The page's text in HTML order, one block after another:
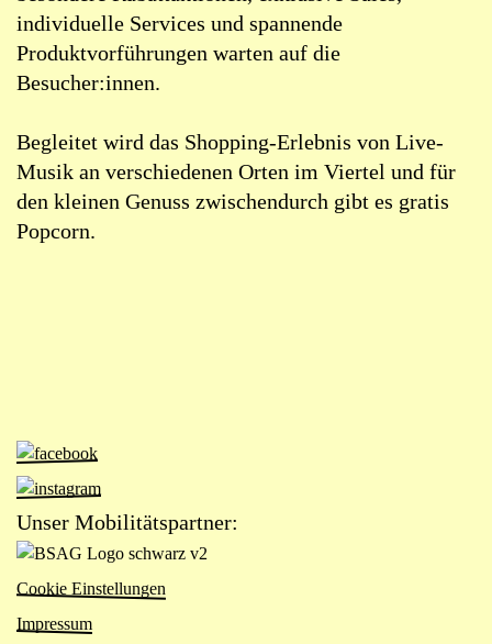
individuelle Services und spannende
Produktvorführungen warten auf die
Besucher:innen.
Begleitet wird das Shopping-Erlebnis von Live-
Musik an verschiedenen Orten im Viertel und für
den kleinen Genuss zwischendurch gibt es gratis
Popcorn.
Zur
Facebook-
Seite
von
Das
Viertel
in
Zur
Seite
von
Das
Viertel
Unser Mobilitätspartner:
Cookie Einstellungen
Impressum